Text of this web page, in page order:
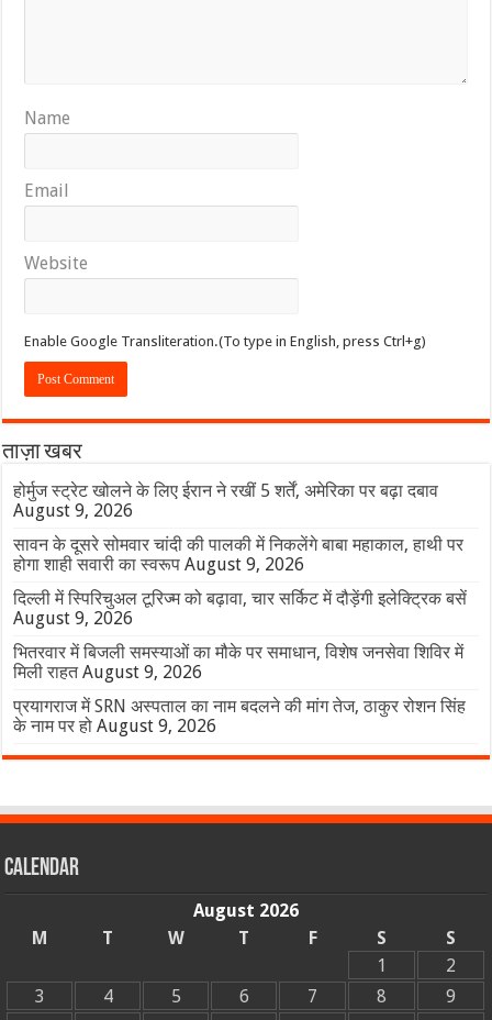
Name
Email
Website
Enable Google Transliteration.(To type in English, press Ctrl+g)
ताज़ा खबर
होर्मुज स्ट्रेट खोलने के लिए ईरान ने रखीं 5 शर्तें, अमेरिका पर बढ़ा दबाव
August 9, 2026
सावन के दूसरे सोमवार चांदी की पालकी में निकलेंगे बाबा महाकाल, हाथी पर
होगा शाही सवारी का स्वरूप August 9, 2026
दिल्ली में स्पिरिचुअल टूरिज्म को बढ़ावा, चार सर्किट में दौड़ेंगी इलेक्ट्रिक बसें
August 9, 2026
भितरवार में बिजली समस्याओं का मौके पर समाधान, विशेष जनसेवा शिविर में
मिली राहत August 9, 2026
प्रयागराज में SRN अस्पताल का नाम बदलने की मांग तेज, ठाकुर रोशन सिंह
के नाम पर हो August 9, 2026
Calendar
August 2026
M
T W T F S
S
1
2
3
4 5 6 7 8
9